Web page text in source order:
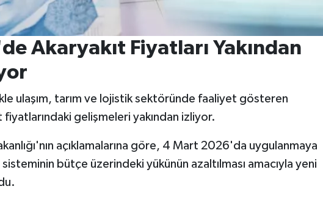
Akaryakıt Fiyatları Yakından
ulaşım, tarım ve lojistik sektöründe faaliyet gösteren
fiyatlarındaki gelişmeleri yakından izliyor.
açıklamalarına göre, 4 Mart 2026'da uygulanmaya
bütçe üzerindeki yükünün azaltılması amacıyla yeni